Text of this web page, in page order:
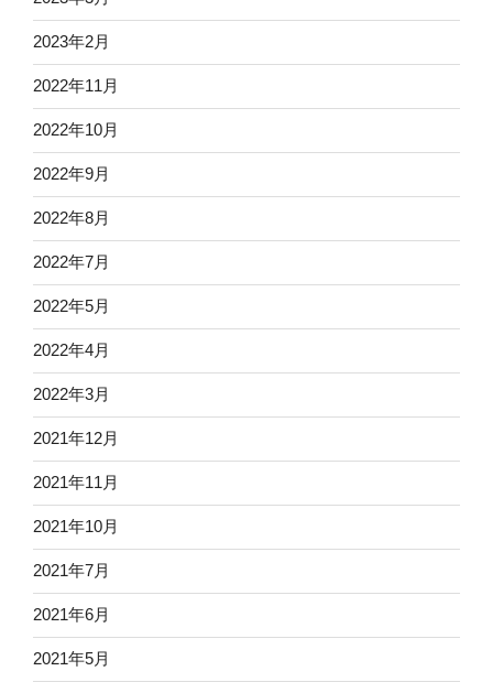
2023年2月
2022年11月
2022年10月
2022年9月
2022年8月
2022年7月
2022年5月
2022年4月
2022年3月
2021年12月
2021年11月
2021年10月
2021年7月
2021年6月
2021年5月